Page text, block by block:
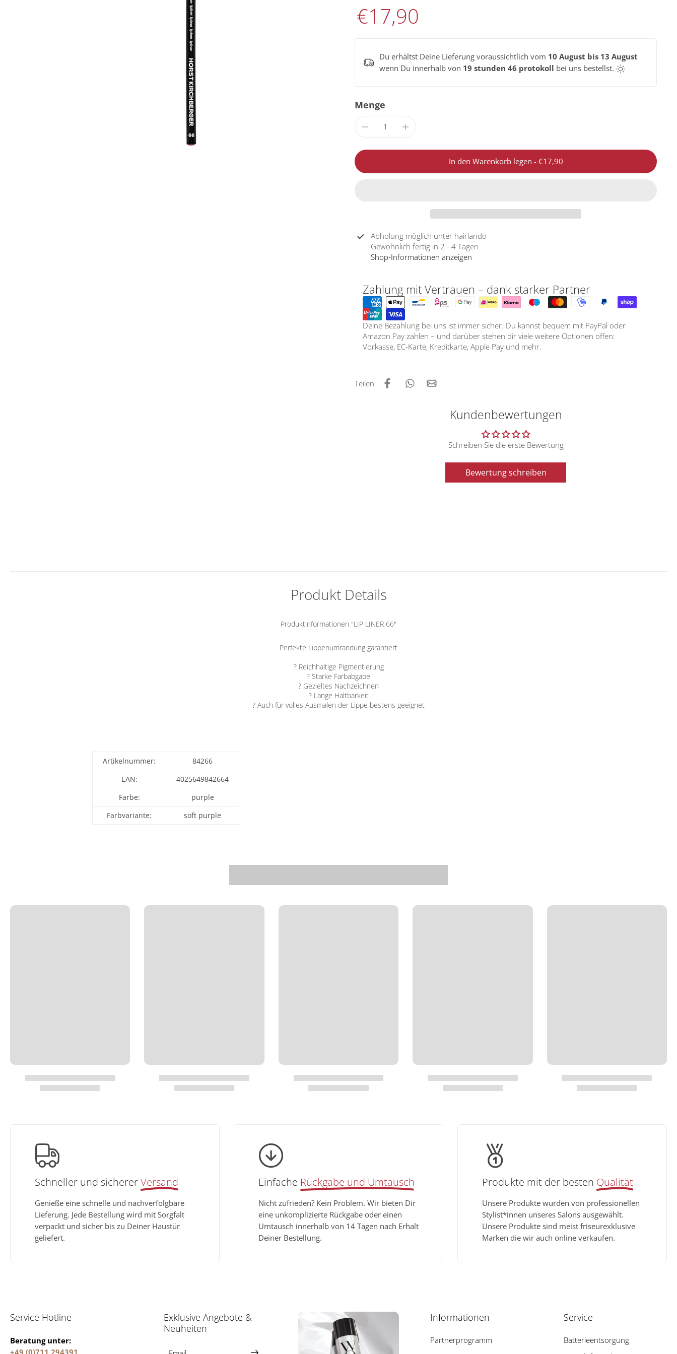
€17,90
Du erhältst Deine Lieferung voraussichtlich vom 10 August bis 13 August
wenn Du innerhalb von 19 stunden 46 protokoll bei uns bestellst.
Menge
In den Warenkorb legen -€17,90
Abholung möglich unter hairlando
Gewöhnlich fertig in 2 - 4 Tagen
Shop-Informationen anzeigen
Zahlung mit Vertrauen – dank starker Partner
Deine Bezahlung bei uns ist immer sicher. Du kannst bequem mit PayPal oder
Amazon Pay zahlen – und darüber stehen dir viele weitere Optionen offen:
Vorkasse, EC-Karte, Kreditkarte, Apple Pay und mehr.
Teilen
Kundenbewertungen
Schreiben Sie die erste Bewertung
Bewertung schreiben
Produkt Details
Produktinformationen "LIP LINER 66"
Perfekte Lippenumrandung garantiert
? Reichhaltige Pigmentierung
? Starke Farbabgabe
? Gezieltes Nachzeichnen
? Lange Haltbarkeit
? Auch für volles Ausmalen der Lippe bestens geeignet
Artikelnummer:
84266
EAN:
4025649842664
Farbe:
purple
Farbvariante:
soft purple
Schneller und sichererVersand
Genieße eine schnelle und nachverfolgbare
Lieferung. Jede Bestellung wird mit Sorgfalt
verpackt und sicher bis zu Deiner Haustür
geliefert.
Einfache Rückgabe und Umtausch
Nicht zufrieden? Kein Problem. Wir bieten Dir
eine unkomplizierte Rückgabe oder einen
Umtausch innerhalb von 14 Tagen nach Erhalt
Deiner Bestellung.
Produkte mit der besten Qualität
Unsere Produkte wurden von professionellen
Stylist*innen unseres Salons ausgewählt.
Unsere Produkte sind meist friseurexklusive
Marken die wir auch online verkaufen.
Service Hotline
Beratung unter:
Exklusive Angebote &
Neuheiten
Informationen
Partnerprogramm
Service
Batterieentsorgung